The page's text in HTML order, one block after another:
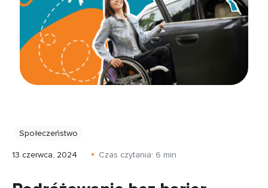
Społeczeństwo
13 czerwca, 2024 Czas czytania: 6 min